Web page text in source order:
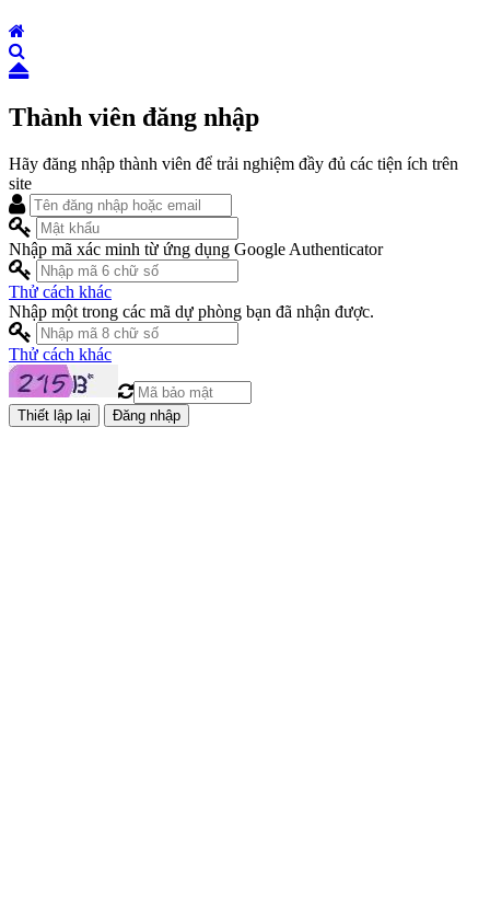
Thành viên đăng nhập
Hãy đăng nhập thành viên để trải nghiệm đầy đủ các tiện ích trên
site
Nhập mã xác minh từ ứng dụng Google Authenticator
Thử cách khác
Nhập một trong các mã dự phòng bạn đã nhận được.
Thử cách khác
Đăng nhập